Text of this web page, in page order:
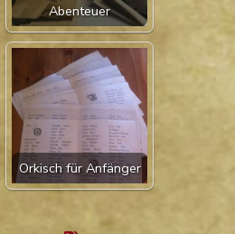
Abenteuer
Orkisch für Anfänger